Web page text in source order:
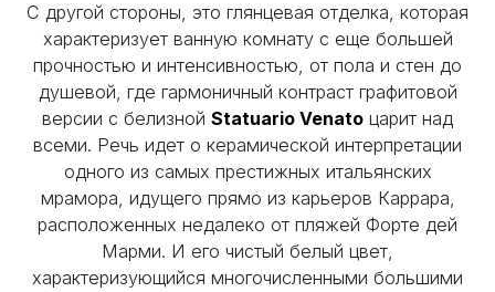
С другой стороны, это глянцевая отделка, которая
характеризует ванную комнату с еще большей
прочностью и интенсивностью, от пола и стен до
душевой, где гармоничный контраст графитовой
версии с белизной Statuario Venato царит над
всеми. Речь идет о керамической интерпретации
одного из самых престижных итальянских
мрамора, идущего прямо из карьеров Каррара,
расположенных недалеко от пляжей Форте дей
Марми. И его чистый белый цвет,
характеризующийся многочисленными большими